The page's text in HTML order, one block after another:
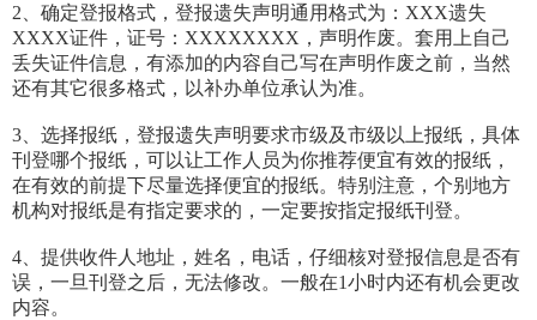
2、确定登报格式，登报遗失声明通用格式为：XXX遗失
XXXX证件，证号：XXXXXXXX，声明作废。套用上自己
丢失证件信息，有添加的内容自己写在声明作废之前，当然
还有其它很多格式，以补办单位承认为准。
3、选择报纸，登报遗失声明要求市级及市级以上报纸，具体
刊登哪个报纸，可以让工作人员为你推荐便宜有效的报纸，
在有效的前提下尽量选择便宜的报纸。特别注意，个别地方
机构对报纸是有指定要求的，一定要按指定报纸刊登。
4、提供收件人地址，姓名，电话，仔细核对登报信息是否有
误，一旦刊登之后，无法修改。一般在1小时内还有机会更改
内容。